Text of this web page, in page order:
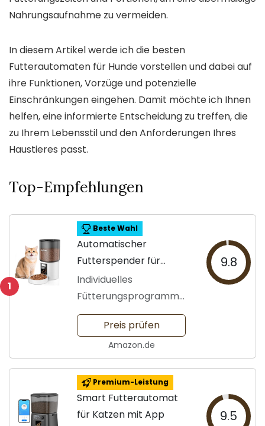
Nahrungsaufnahme zu vermeiden.
In diesem Artikel werde ich die besten
Futterautomaten für Hunde vorstellen und dabei auf
ihre Funktionen, Vorzüge und potenzielle
Einschränkungen eingehen. Damit möchte ich Ihnen
helfen, eine informierte Entscheidung zu treffen, die
zu Ihrem Lebensstil und den Anforderungen Ihres
Haustieres passt.
Top-Empfehlungen
1
Beste Wahl
Automatischer
Futterspender für
Katzen und Hunde
Individuelles
Fütterungsprogramm
für Haustiere
9.8
Preis prüfen
Amazon.de
Premium-Leistung
Smart Futterautomat
für Katzen mit App
9.5